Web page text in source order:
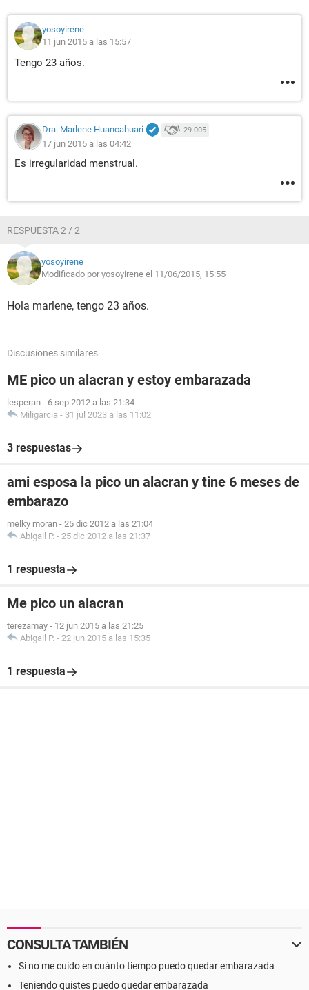
yosoyirene
11 jun 2015 a las 15:57
Tengo 23 años.
Dra. Marlene Huancahuari 29.005
17 jun 2015 a las 04:42
Es irregularidad menstrual.
RESPUESTA 2 / 2
yosoyirene
Modificado por yosoyirene el 11/06/2015, 15:55
Hola marlene, tengo 23 años.
Discusiones similares
ME pico un alacran y estoy embarazada
lesperan - 6 sep 2012 a las 21:34
Miligarcia - 31 jul 2023 a las 11:02
3 respuestas
ami esposa la pico un alacran y tine 6 meses de
embarazo
melky moran - 25 dic 2012 a las 21:04
Abigail P. - 25 dic 2012 a las 21:37
1 respuesta
Me pico un alacran
terezamay - 12 jun 2015 a las 21:25
Abigail P. - 22 jun 2015 a las 15:35
1 respuesta
CONSULTA TAMBIÉN
Si no me cuido en cuánto tiempo puedo quedar embarazada
Teniendo quistes puedo quedar embarazada